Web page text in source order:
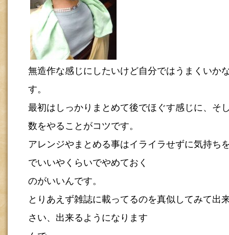
無造作な感じにしたいけど自分ではうまくいか
す。
最初はしっかりまとめて後でほぐす感じに、そ
数をやることがコツです。
アレンジやまとめる事はイライラせずに気持ち
でいいやくらいでやめておく
のがいいんです。
とりあえず雑誌に載ってるのを真似してみて出
さい、出来るようになります